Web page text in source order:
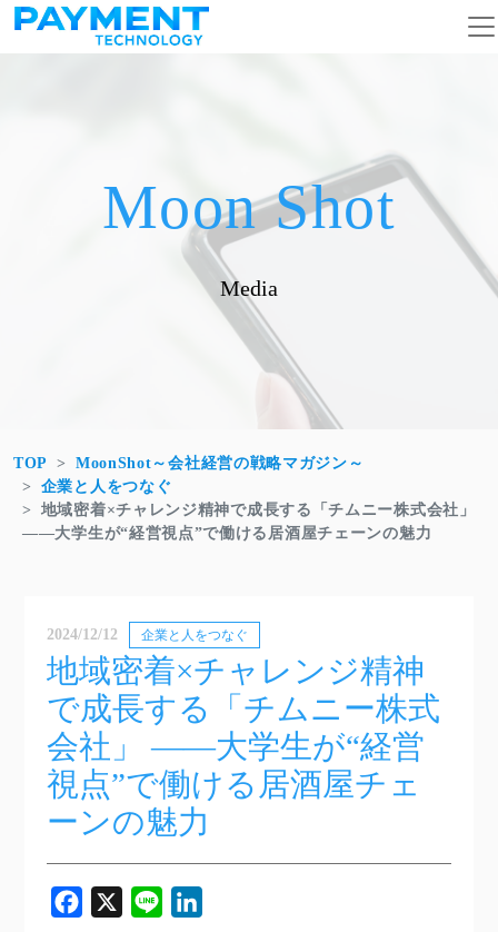
コンテンツへスキップ
メインナビゲーション
Moon Shot
Media
TOP
MoonShot～会社経営の戦略マガジン～
企業と人をつなぐ
地域密着×チャレンジ精神で成長する「チムニー株式会社」
――大学生が“経営視点”で働ける居酒屋チェーンの魅力
2024/12/12 企業と人をつなぐ
地域密着×チャレンジ精神
で成長する「チムニー株式
会社」 ――大学生が“経営
視点”で働ける居酒屋チェ
ーンの魅力
Facebook
X Line